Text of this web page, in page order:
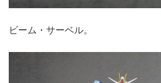
ビーム・サーベル。